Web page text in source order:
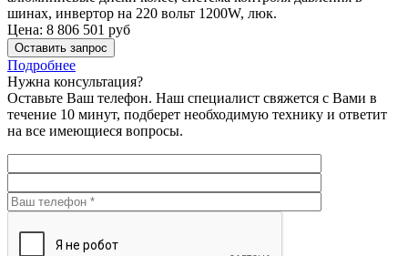
шинах, инвертор на 220 вольт 1200W, люк.
Цена: 8 806 501 руб
Оставить запрос
Подробнее
Нужна консультация?
Оставьте Ваш телефон. Наш специалист свяжется с Вами в
течение 10 минут, подберет необходимую технику и ответит
на все имеющиеся вопросы.